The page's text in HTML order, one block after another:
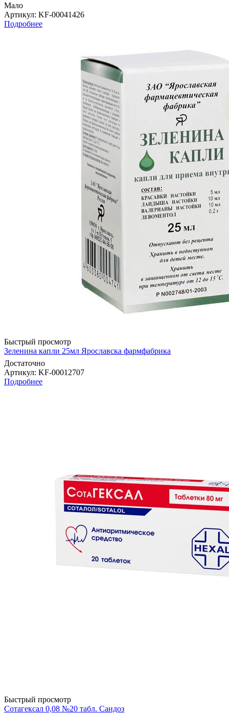
Мало
Артикул: KF-00041426
Подробнее
Быстрый просмотр
Зеленина капли 25мл Ярославска фармфабрика
Достаточно
Артикул: KF-00012707
Подробнее
Быстрый просмотр
Сотагексал 0,08 №20 табл. Сандоз